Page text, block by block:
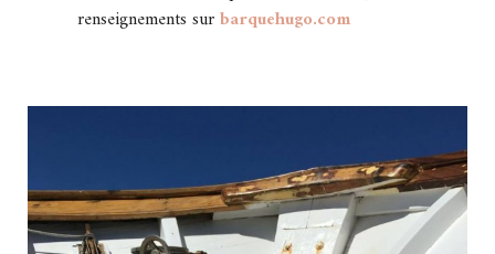
renseignements surbarquehugo.com